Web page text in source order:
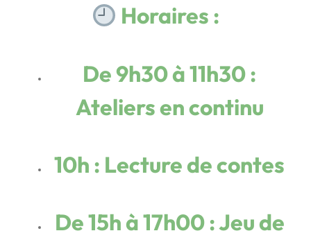
Horaires :
De 9h30 à 11h30 :
Ateliers en continu
10h : Lecture de contes
De 15h à 17h00 : Jeu de